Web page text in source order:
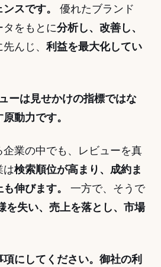
スです。
優れたブランド
をもとに分析し、改善し、
んじ、 利益を最大化してい
ーは見せかけの指標ではな
動力です。
業の中でも、レビューを真
は検索順位が高まり、成約ま
伸びます。
一方で、そうで
を失い、売上を落とし、市場
にしてください。御社の利